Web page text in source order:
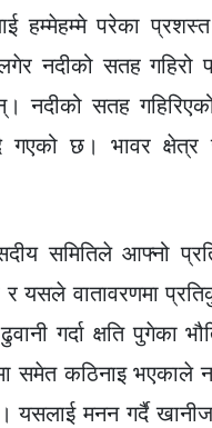
हम्मेहम्मे परेका
नदीको सतह
नदीको सतह
गएको छ। भावर
समितिले आफ्नो
यसले वातावरणमा
गर्दा क्षति पुगेका
समेत कठिनाइ भएकाले
यसलाई मनन गर्दै